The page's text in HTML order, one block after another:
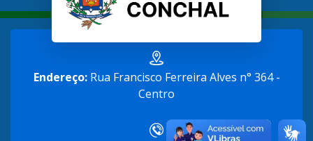
Endereço:Rua Francisco Ferreira Alves n° 364 -
Centro